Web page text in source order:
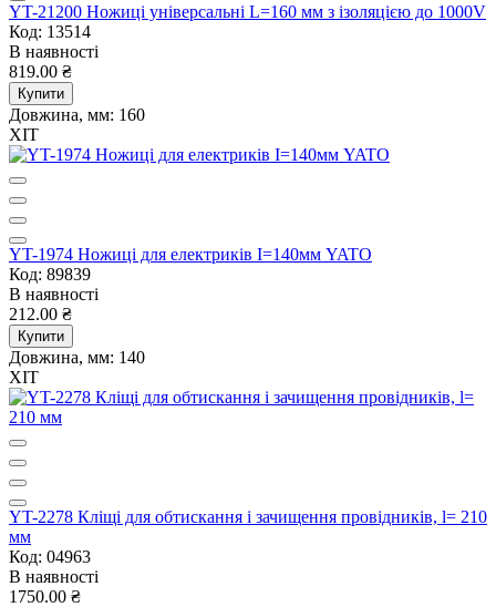
YT-21200 Ножиці універсальні L=160 мм з ізоляцією до 1000V
Код: 13514
В наявності
819.00 ₴
Купити
Довжина, мм: 160
ХІТ
YT-1974 Ножиці для електриків І=140мм YATO
Код: 89839
В наявності
212.00 ₴
Купити
Довжина, мм: 140
ХІТ
YT-2278 Кліщі для обтискання і зачищення провідників, l= 210
мм
Код: 04963
В наявності
1750.00 ₴